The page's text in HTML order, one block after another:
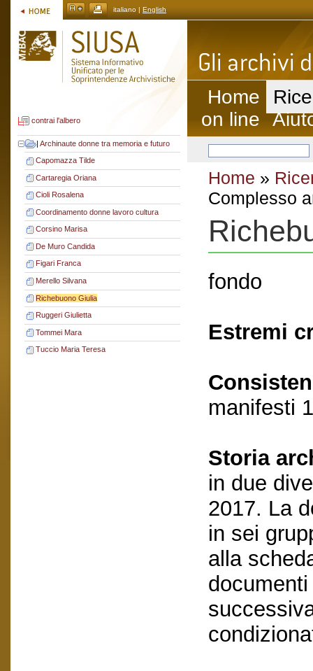
italiano | English
contrai l'albero
| Archinaute donne tra memoria e futuro
Capomazza Tilde
Cartaregia Oriana
Cioli Rosalena
Coordinamento donne lavoro cultura
Corsino Marisa
De Muro Candida
Figari Franca
Merello Silvana
Richebuono Giulia
Ruggeri Giulietta
Tommei Mara
Tuccio Maria Teresa
Home
on line
Home »
Complesso
fondo
Estremi
manifesti 1
Storia
in due
2017. La
in sei
alla